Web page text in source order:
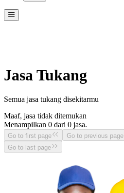
Jasa Tukang
Semua jasa tukang disekitarmu
Maaf, jasa tidak ditemukan
Menampilkan 0 dari 0 jasa.
Go to first page Go to previous page
Go to last page